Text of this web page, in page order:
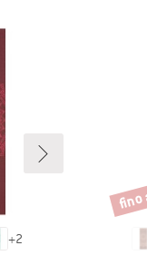
+2
fino